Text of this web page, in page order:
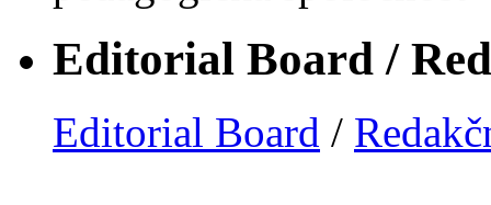
Editorial Board /
Editorial Board /